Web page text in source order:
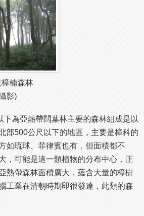
楠森林
影)
下為亞熱帶闊葉林主要的森林組成是以
部500公尺以下的地區，主要是樟科的
如琉球、菲律賓也有，但面積都不
，可能是這一類植物的分布中心，正
熱帶森林面積廣大，蘊含大量的樟樹
工業在清朝時期即很發達，此類的森